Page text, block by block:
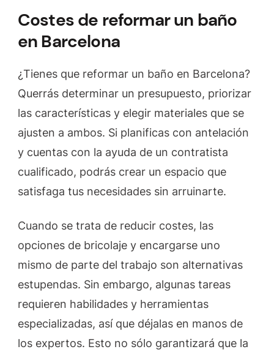
Costes de reformar un baño
en Barcelona
¿Tienes que reformar un baño en Barcelona?
Querrás determinar un presupuesto, priorizar
las características y elegir materiales que se
ajusten a ambos. Si planificas con antelación
y cuentas con la ayuda de un contratista
cualificado, podrás crear un espacio que
satisfaga tus necesidades sin arruinarte.
Cuando se trata de reducir costes, las
opciones de bricolaje y encargarse uno
mismo de parte del trabajo son alternativas
estupendas. Sin embargo, algunas tareas
requieren habilidades y herramientas
especializadas, así que déjalas en manos de
los expertos. Esto no sólo garantizará que la